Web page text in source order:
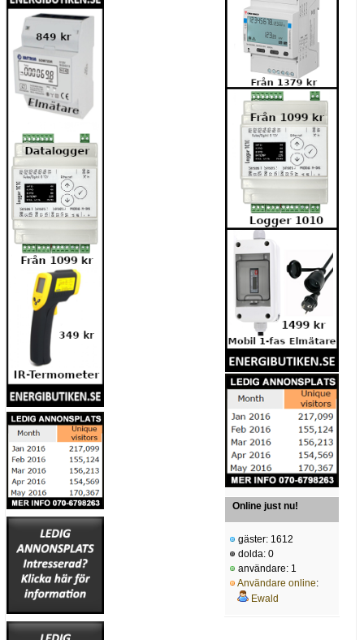
Online just nu!
gäster: 1612
dolda: 0
användare: 1
Användare online:
Ewald